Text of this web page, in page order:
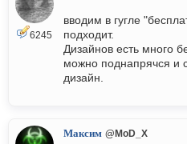
6245
вводим в гугле
подходит.
Дизайнов есть много
можно поднапрячся и
дизайн.
Максим @MoD_X